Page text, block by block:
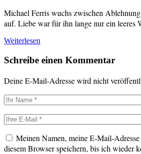
Michael Ferris wuchs zwischen
auf. Liebe war für ihn lange nur ein leeres
Weiterlesen
Schreibe einen Kommentar
Deine E-Mail-Adresse wird nicht
Meinen Namen, meine E-Mail-
diesem Browser speichern, bis ich wieder